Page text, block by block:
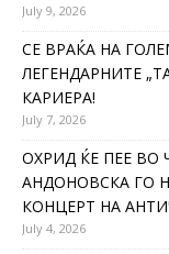
July 9, 2026
СЕ ВРАЌА НА
ЛЕГЕНДАРНИТЕ
КАРИЕРА!
July 7, 2026
ОХРИД ЌЕ ПЕЕ ВО
АНДОНОВСКА ГО
КОНЦЕРТ НА
July 4, 2026